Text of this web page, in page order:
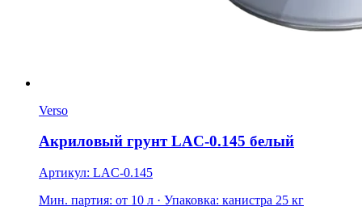
Verso
Акриловый грунт LAC-0.145 белый
Артикул: LAC-0.145
Мин. партия: от 10 л · Упаковка: канистра 25 кг